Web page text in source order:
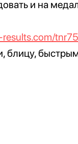
и на
блицу,